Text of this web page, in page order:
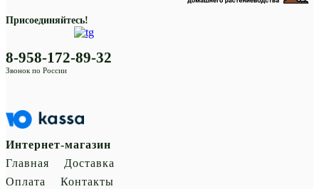
Интернет-магазин
Главная
Доставка
Оплата
Контакты
Присоединяйтесь!
8-958-172-89-32
Звонок по России